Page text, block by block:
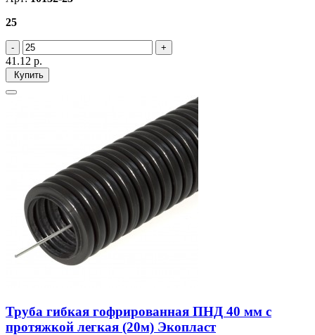
25
41.12 р.
Купить
Труба гибкая гофрированная ПНД 40 мм с
протяжкой легкая (20м) Экопласт